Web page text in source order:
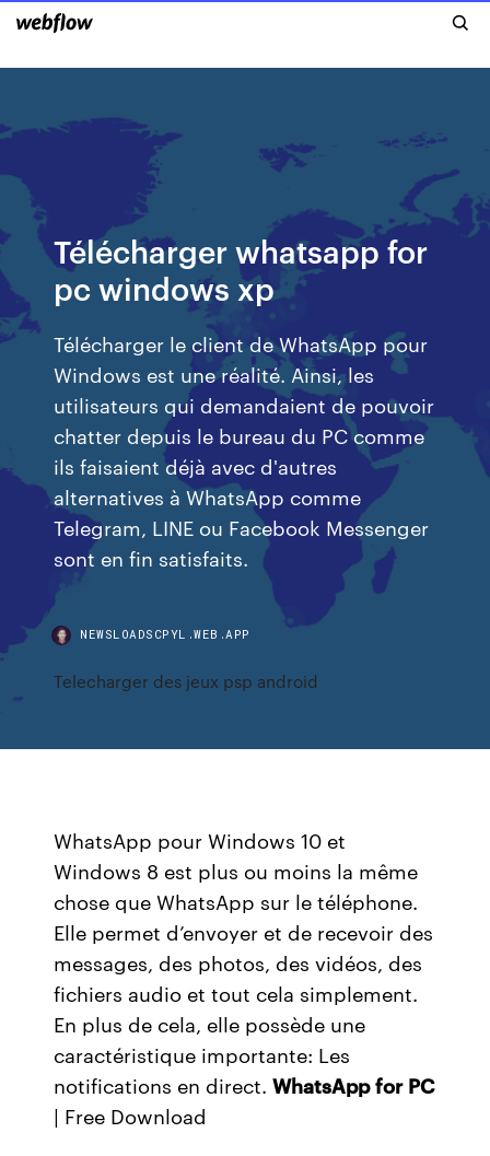
Télécharger whatsapp for
pc windows xp
Télécharger le client de WhatsApp pour
Windows est une réalité. Ainsi, les
utilisateurs qui demandaient de pouvoir
chatter depuis le bureau du PC comme
ils faisaient déjà avec d'autres
alternatives à WhatsApp comme
Telegram, LINE ou Facebook Messenger
sont en fin satisfaits.
NEWSLOADSCPYL.WEB.APP
Telecharger des jeux psp android
WhatsApp pour Windows 10 et
Windows 8 est plus ou moins la même
chose que WhatsApp sur le téléphone.
Elle permet d’envoyer et de recevoir des
messages, des photos, des vidéos, des
fichiers audio et tout cela simplement.
En plus de cela, elle possède une
caractéristique importante: Les
notifications en direct.WhatsApp for PC
| Free Download